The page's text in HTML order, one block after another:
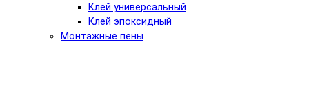
Клей универсальный
Клей эпоксидный
Монтажные пены